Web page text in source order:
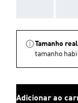
Tamanho
tamanho
Adicionar ao